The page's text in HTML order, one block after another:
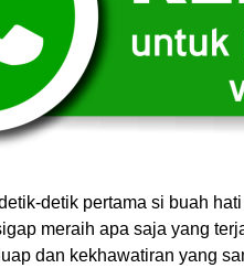
detik pertama si buah
meraih apa saja yang
dan kekhawatiran yang